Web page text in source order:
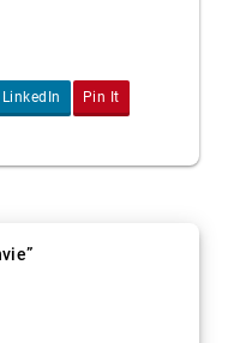
LinkedIn Pin It